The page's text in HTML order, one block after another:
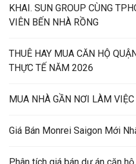
KHAI. SUN GROUP CÙNG
VIÊN BẾN NHÀ RỒNG
THUÊ HAY MUA CĂN HỘ
THỰC TẾ NĂM 2026
MUA NHÀ GẦN NƠI LÀM
Giá Bán Monrei Saigon Mới